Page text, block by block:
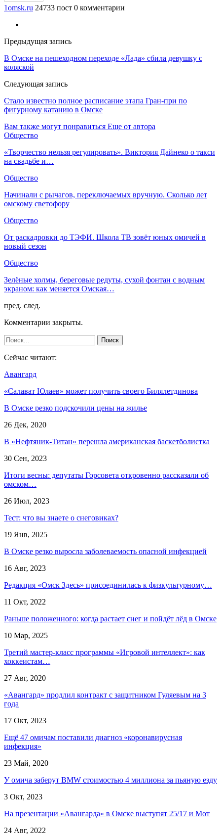
1omsk.ru 24733 пост 0 комментарии
Предыдущая запись
В Омске на пешеходном переходе «Лада» сбила девушку с
коляской
Следующая запись
Стало известно полное расписание этапа Гран-при по
фигурному катанию в Омске
Вам также могут понравиться Еще от автора
Общество
«Творчество нельзя регулировать». Виктория Дайнеко о такси
на свадьбе и…
Общество
Начинали с рычагов, переключаемых вручную. Сколько лет
омскому светофору
Общество
От раскадровки до ТЭФИ. Школа ТВ зовёт юных омичей в
новый сезон
Общество
Зелёные холмы, береговые редуты, сухой фонтан с водным
экраном: как меняется Омская…
пред. след.
Комментарии закрыты.
Сейчас читают:
Авангард
«Салават Юлаев» может получить своего Билялетдинова
В Омске резко подскочили цены на жилье
26 Дек, 2020
В «Нефтяник-Титан» перешла американская баскетболистка
30 Сен, 2023
Итоги весны: депутаты Горсовета откровенно рассказали об
омском…
26 Июл, 2023
Тест: что вы знаете о снеговиках?
19 Янв, 2025
В Омске резко выросла заболеваемость опасной инфекцией
16 Авг, 2023
Редакция «Омск Здесь» присоединилась к физкультурному…
11 Окт, 2022
Раньше положенного: когда растает снег и пойдёт лёд в Омске
10 Мар, 2025
Третий мастер-класс программы «Игровой интеллект»: как
хоккеистам…
27 Авг, 2020
«Авангард» продлил контракт с защитником Гуляевым на 3
года
17 Окт, 2023
Ещё 47 омичам поставили диагноз «коронавирусная
инфекция»
23 Май, 2020
У омича заберут BMW стоимостью 4 миллиона за пьяную езду
3 Окт, 2023
На презентации «Авангарда» в Омске выступят 25/17 и Мот
24 Авг, 2022